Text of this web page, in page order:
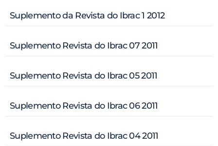
Suplemento da Revista do Ibrac 1 2012
Suplemento Revista do Ibrac 07 2011
Suplemento Revista do Ibrac 05 2011
Suplemento Revista do Ibrac 06 2011
Suplemento Revista do Ibrac 04 2011